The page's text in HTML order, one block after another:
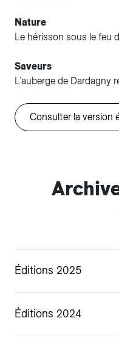
Nature
Le hérisson sous le feu
Saveurs
L’auberge de Dardagny
Consulter la version
Éditions 2025
Éditions 2024